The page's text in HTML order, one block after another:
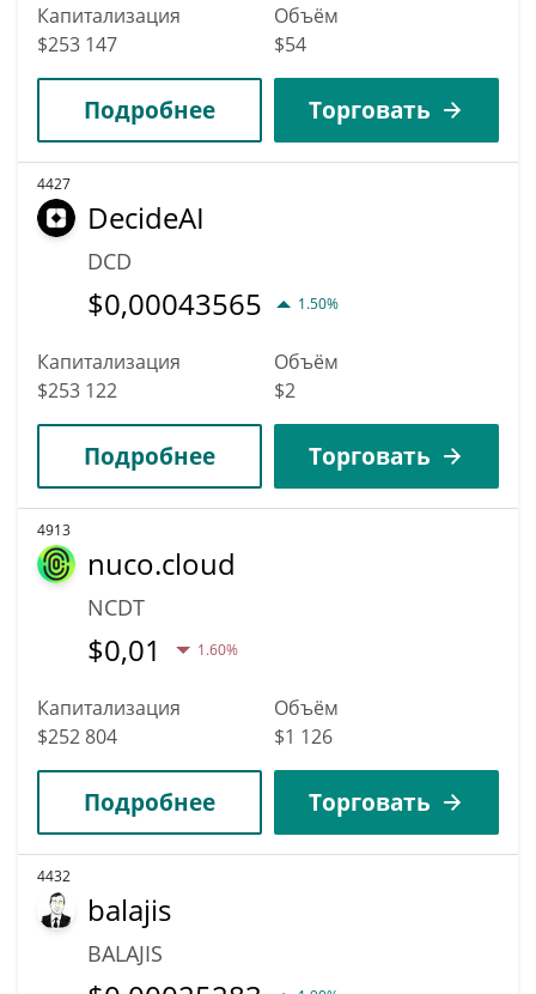
Капитализация
$253 147
Объём
$54
Подробнее Торговать
4427
DecideAI
DCD
$0,00043565 1.50%
Капитализация
$253 122
Объём
$2
Подробнее Торговать
4913
nuco.cloud
NCDT
$0,01 1.60%
Капитализация
$252 804
Объём
$1 126
Подробнее Торговать
4432
balajis
BALAJIS